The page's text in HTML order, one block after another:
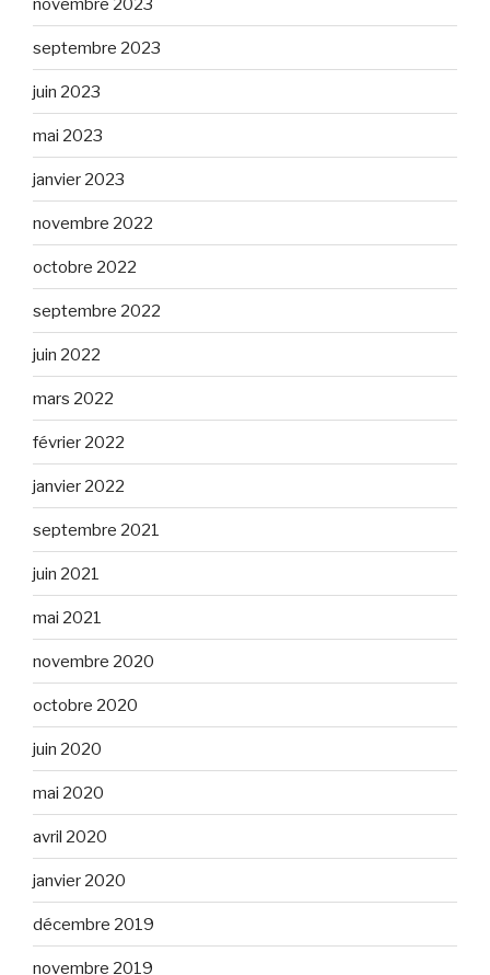
septembre 2023
juin 2023
mai 2023
janvier 2023
novembre 2022
octobre 2022
septembre 2022
juin 2022
mars 2022
février 2022
janvier 2022
septembre 2021
juin 2021
mai 2021
novembre 2020
octobre 2020
juin 2020
mai 2020
avril 2020
janvier 2020
décembre 2019
novembre 2019